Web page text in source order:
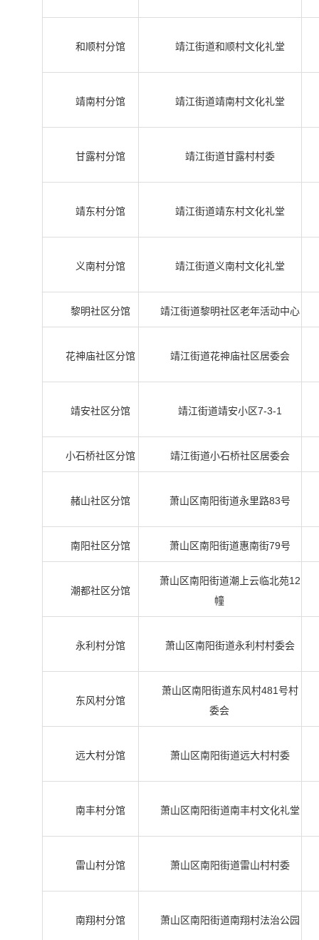
和顺村分馆 靖江街道和顺村文化礼堂
靖南村分馆 靖江街道靖南村文化礼堂
甘露村分馆 靖江街道甘露村村委
靖东村分馆 靖江街道靖东村文化礼堂
义南村分馆 靖江街道义南村文化礼堂
黎明社区分馆 靖江街道黎明社区老年活动中心
花神庙社区分馆 靖江街道花神庙社区居委会
靖安社区分馆 靖江街道靖安小区7-3-1
小石桥社区分馆 靖江街道小石桥社区居委会
赭山社区分馆 萧山区南阳街道永里路83号
南阳社区分馆 萧山区南阳街道惠南街79号
潮都社区分馆
萧山区南阳街道潮上云临北苑12
幢
永利村分馆 萧山区南阳街道永利村村委会
东风村分馆
萧山区南阳街道东风村481号村
委会
远大村分馆 萧山区南阳街道远大村村委
南丰村分馆 萧山区南阳街道南丰村文化礼堂
雷山村分馆 萧山区南阳街道雷山村村委
南翔村分馆 萧山区南阳街道南翔村法治公园